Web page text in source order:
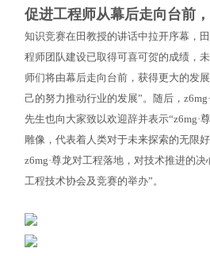
促进工程师从幕后走向台前
知识竞赛在田教授的讲话中拉开序幕，
程师团队建设已取得可喜可贺的成绩，
师们将由幕后走向台前，获得更大的发
己的努力推动行业的发展”。随后，
先生也向大家致以欢迎辞并表示“z6mg·
雕像，代表着人类对于未来探索的无限
z6mg·尊龙对工程落地，对技术推进的决
工程技术协会及竞赛的举办”。